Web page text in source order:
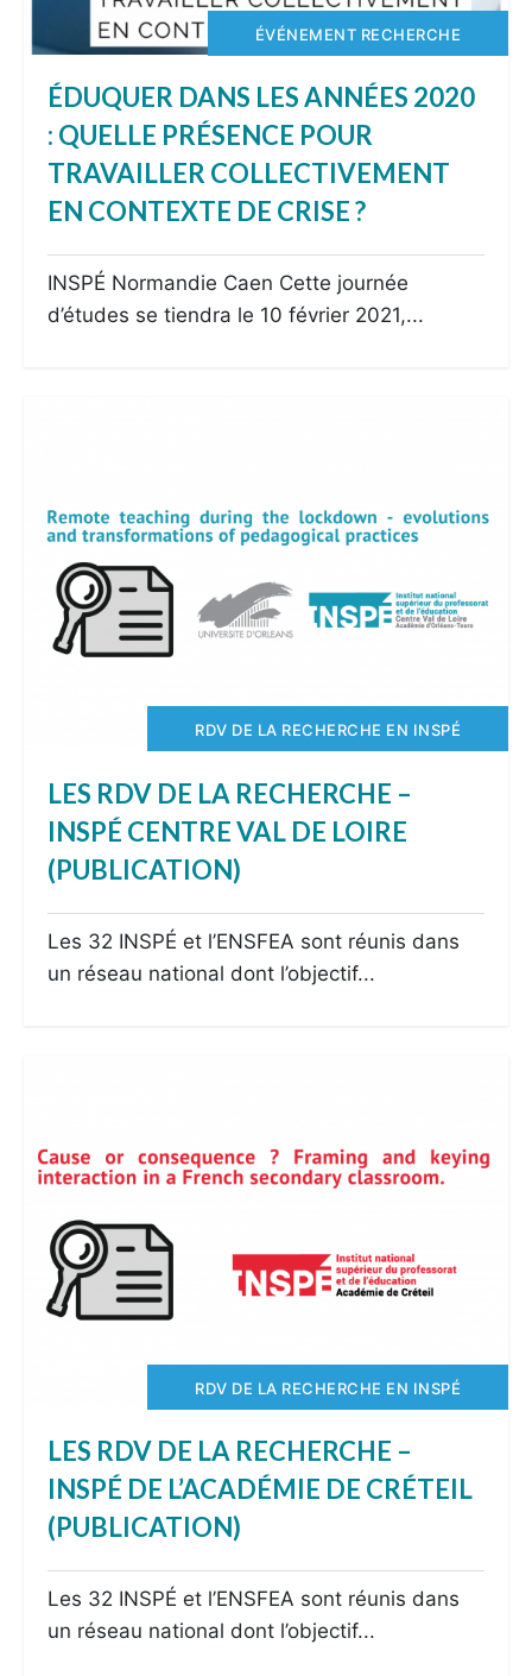
ÉVÉNEMENT RECHERCHE
ÉDUQUER DANS LES ANNÉES 2020
: QUELLE PRÉSENCE POUR
TRAVAILLER COLLECTIVEMENT
EN CONTEXTE DE CRISE ?
INSPÉ Normandie Caen Cette journée
d’études se tiendra le 10 février 2021,...
RDV DE LA RECHERCHE EN INSPÉ
LES RDV DE LA RECHERCHE –
INSPÉ CENTRE VAL DE LOIRE
(PUBLICATION)
Les 32 INSPÉ et l’ENSFEA sont réunis dans
un réseau national dont l’objectif...
RDV DE LA RECHERCHE EN INSPÉ
LES RDV DE LA RECHERCHE –
INSPÉ DE L’ACADÉMIE DE CRÉTEIL
(PUBLICATION)
Les 32 INSPÉ et l’ENSFEA sont réunis dans
un réseau national dont l’objectif...